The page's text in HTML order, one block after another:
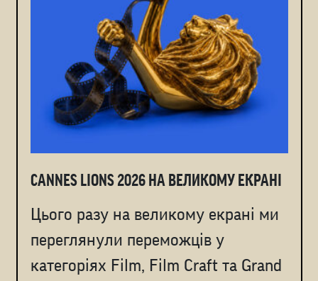
CANNES LIONS 2026 НА ВЕЛИКОМУ ЕКРАНІ
Цього разу на великому екрані ми
переглянули переможців у
категоріях Film, Film Craft та Grand